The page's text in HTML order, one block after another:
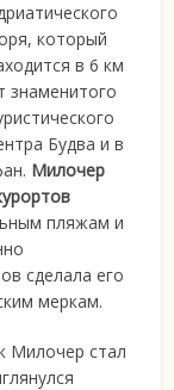
который
в 6 км
знаменитого
Будва и в
Милочер
пляжам и
сделала его
меркам.
Милочер стал